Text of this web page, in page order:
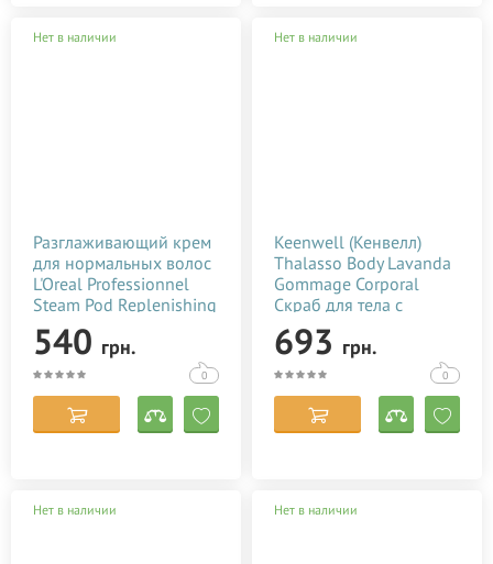
Нет в наличии
Разглаживающий крем
для нормальных волос
L'Oreal Professionnel
Steam Pod Replenishing
Smoothing Cream 150
мл
540 грн.
0
Нет в наличии
Keenwell (Кенвелл)
Thalasso Body Lavanda
Gommage Corporal
Скраб для тела с
лавандой 150 мл
693 грн.
0
Нет в наличии Нет в наличии